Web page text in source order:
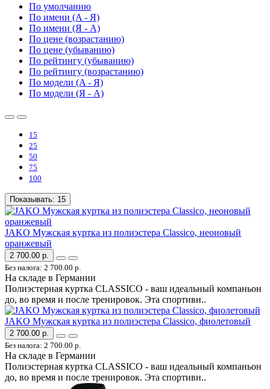
По умолчанию
По имени (A - Я)
По имени (Я - A)
По цене (возрастанию)
По цене (убыванию)
По рейтингу (убыванию)
По рейтингу (возрастанию)
По модели (A - Я)
По модели (Я - A)
15
25
50
75
100
Показывать: 15
JAKO Мужская куртка из полиэстера Classico, неоновый
оранжевый
2 700.00 р.
Без налога: 2 700.00 р.
На складе в Германии
Полиэстерная куртка CLASSICO - ваш идеальный компаньон
до, во время и после тренировок. Эта спортивн..
JAKO Мужская куртка из полиэстера Classico, фиолетовый
2 700.00 р.
Без налога: 2 700.00 р.
На складе в Германии
Полиэстерная куртка CLASSICO - ваш идеальный компаньон
до, во время и после тренировок. Эта спортивн..